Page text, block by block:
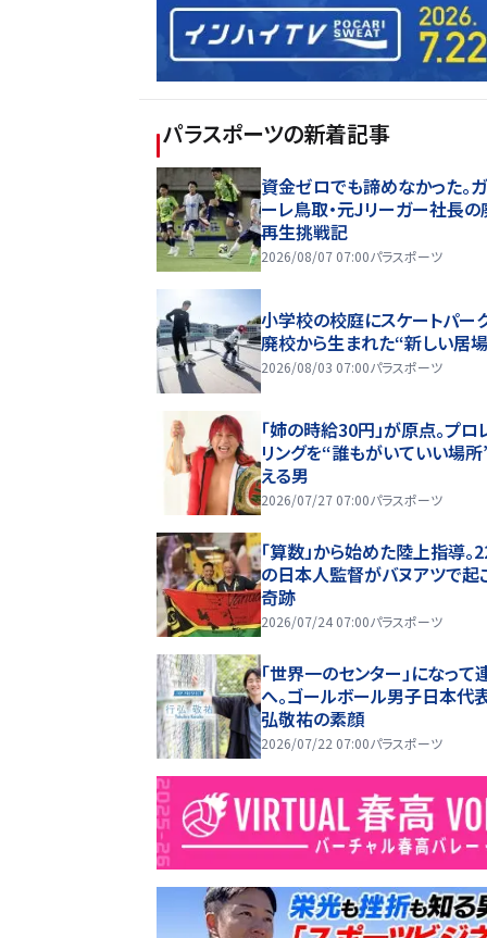
パラスポーツの新着記事
資金ゼロでも諦めなかった。
ーレ鳥取・元Jリーガー社長
再生挑戦記
2026/08/07 07:00パラスポーツ
小学校の校庭にスケートパー
廃校から生まれた“新しい居
2026/08/03 07:00パラスポーツ
「姉の時給30円」が原点。プロ
リングを“誰もがいていい場
える男
2026/07/27 07:00パラスポーツ
「算数」から始めた陸上指導。
の日本人監督がバヌアツで起
奇跡
2026/07/24 07:00パラスポーツ
「世界一のセンター」になって
へ。ゴールボール男子日本代
弘敬祐の素顔
2026/07/22 07:00パラスポーツ